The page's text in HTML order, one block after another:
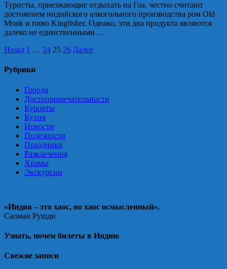
Туристы, приезжающие отдыхать на Гоа, честно считают
достоянием индийского алкогольного производства ром Old
Monk и пиво Kingfisher. Однако, эти два продукта являются
далеко не единственными …
Навигация
по
Назад 1 … 24 25 26 Далее
Рубрики
Города
Достопримечательности
Курорты
Кухня
Новости
Полезности
Праздники
Развлечения
Храмы
Экскурсии
«Индия – это хаос, но хаос осмысленный».
Салман Рушди
Узнать, почем билеты в Индию
Свежие записи